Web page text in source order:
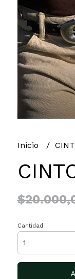
Inicio
Cantidad